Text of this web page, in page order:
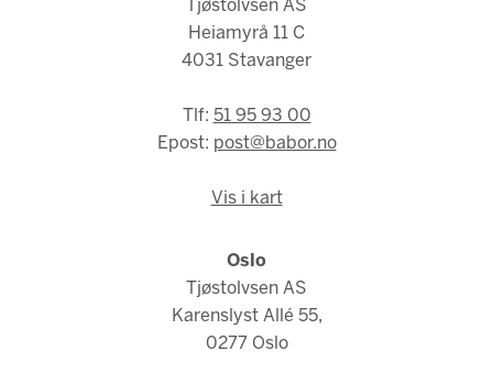
Tjøstolvsen AS
Heiamyrå 11 C
4031 Stavanger
Tlf: 51 95 93 00
Epost: post@babor.no
Vis i kart
Oslo
Tjøstolvsen AS
Karenslyst Allé 55,
0277 Oslo